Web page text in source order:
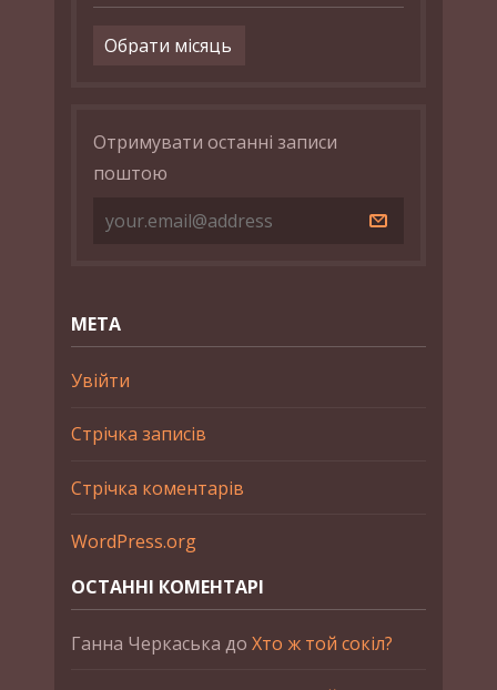
Архіви
Отримувати останні записи
поштою
МЕТА
Увійти
Стрічка записів
Стрічка коментарів
WordPress.org
ОСТАННІ КОМЕНТАРІ
Ганна Черкаська до Хто ж той сокіл?